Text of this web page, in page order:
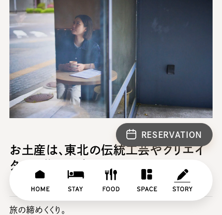
RESERVATION
H
O
S
F
S
S
お土産は、東北の伝統工芸やクリエイ
ターの作品を（KANEIRI Museum
Shop 6）
旅の締めくくり。